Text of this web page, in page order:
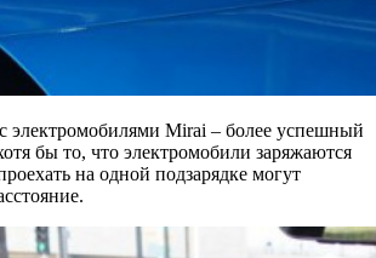
электромобилями Mirai – более успешный
бы то, что электромобили заряжаются
на одной подзарядке могут